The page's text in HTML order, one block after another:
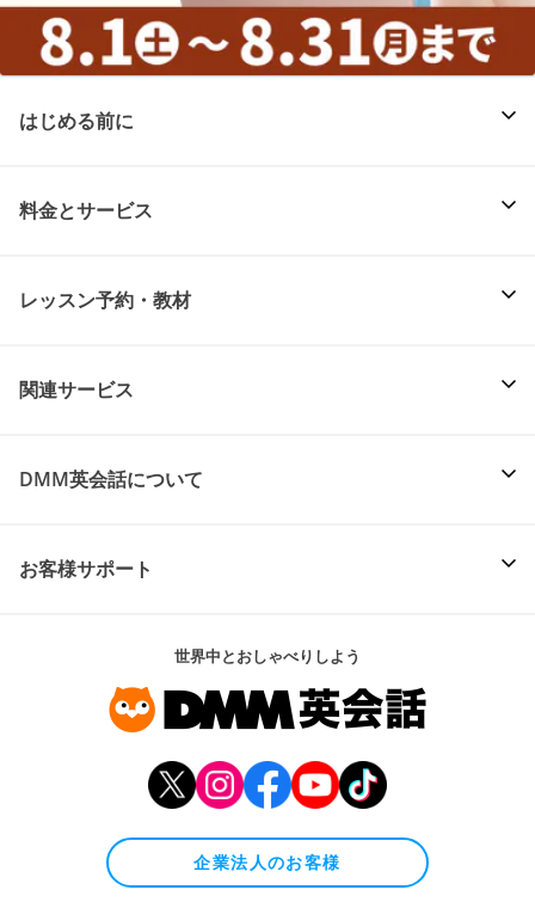
はじめる前に
料金とサービス
レッスン予約・教材
関連サービス
DMM英会話について
お客様サポート
世界中とおしゃべりしよう
企業法人のお客様